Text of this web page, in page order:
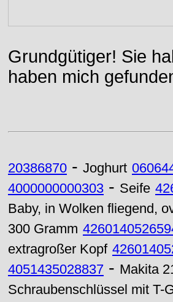
Grundgütiger! Sie
haben mich
20386870 - Joghurt
4000000000303 - Seife
Baby, in Wolken fliegend,
300 Gramm
extragroßer Kopf
4051435028837 - Makita
Schraubenschlüssel mit T-